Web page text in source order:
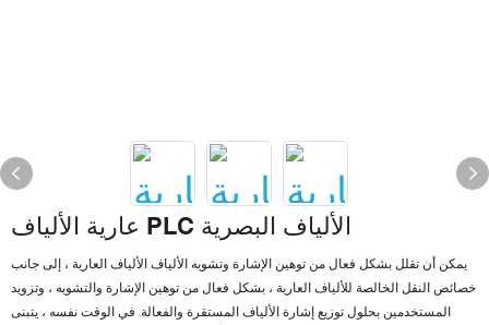
عارية الألياف PLC الألياف البصرية
يمكن أن تقلل بشكل فعال من توهين الإشارة وتشويه الألياف الألياف العارية ، إلى جانب
خصائص النقل الخالصة للألياف العارية ، بشكل فعال من توهين الإشارة والتشويه ، وتزويد
المستخدمين بحلول توزيع إشارة الألياف المستقرة والفعالة. في الوقت نفسه ، يتبنى